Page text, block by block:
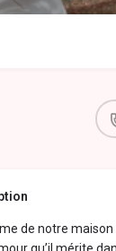
de notre